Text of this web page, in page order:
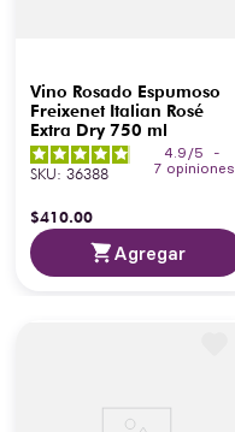
Vino Rosado Espumoso
Freixenet Italian Rosé
Extra Dry 750 ml
4.9 /5
-
7 opiniones
SKU: 36388
$410.00
Agregar